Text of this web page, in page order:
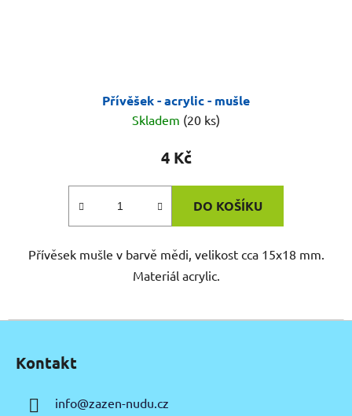
Přívěšek - acrylic - mušle
Skladem (20 ks)
4 Kč
DO KOŠÍKU
Přívěsek mušle v barvě mědi, velikost cca 15x18 mm.
Materiál acrylic.
Kontakt
info@zazen-nudu.cz